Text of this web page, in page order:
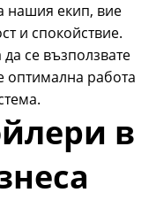
нашия екип, вие
и спокойствие.
се възползвате
оптимална работа
в